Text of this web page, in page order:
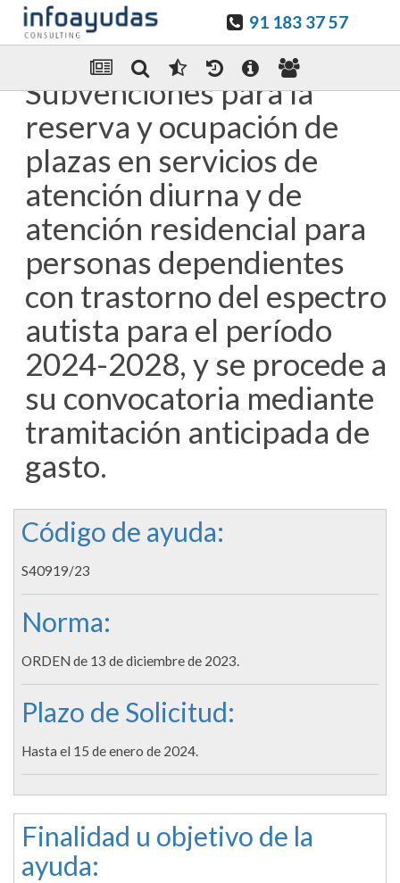
91 183 37 57
Enviar Por email
Subvenciones para la
reserva y ocupación de
plazas en servicios de
atención diurna y de
atención residencial para
personas dependientes
con trastorno del espectro
autista para el período
2024-2028, y se procede a
su convocatoria mediante
tramitación anticipada de
gasto.
Código de ayuda:
S40919/23
Norma:
ORDEN de 13 de diciembre de 2023.
Plazo de Solicitud:
Hasta el 15 de enero de 2024.
Finalidad u objetivo de la
ayuda: